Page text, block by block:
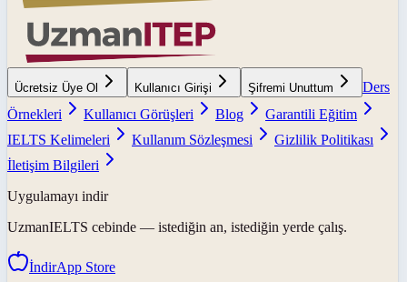
Ücretsiz Üye Ol Kullanıcı Girişi Şifremi Unuttum
Ders
Örnekleri
Kullanıcı Görüşleri Blog
Garantili Eğitim
IELTS Kelimeleri
Kullanım Sözleşmesi
Gizlilik Politikası
İletişim Bilgileri
Uygulamayı indir
UzmanIELTS cebinde — istediğin an, istediğin yerde çalış.
İndirApp Store